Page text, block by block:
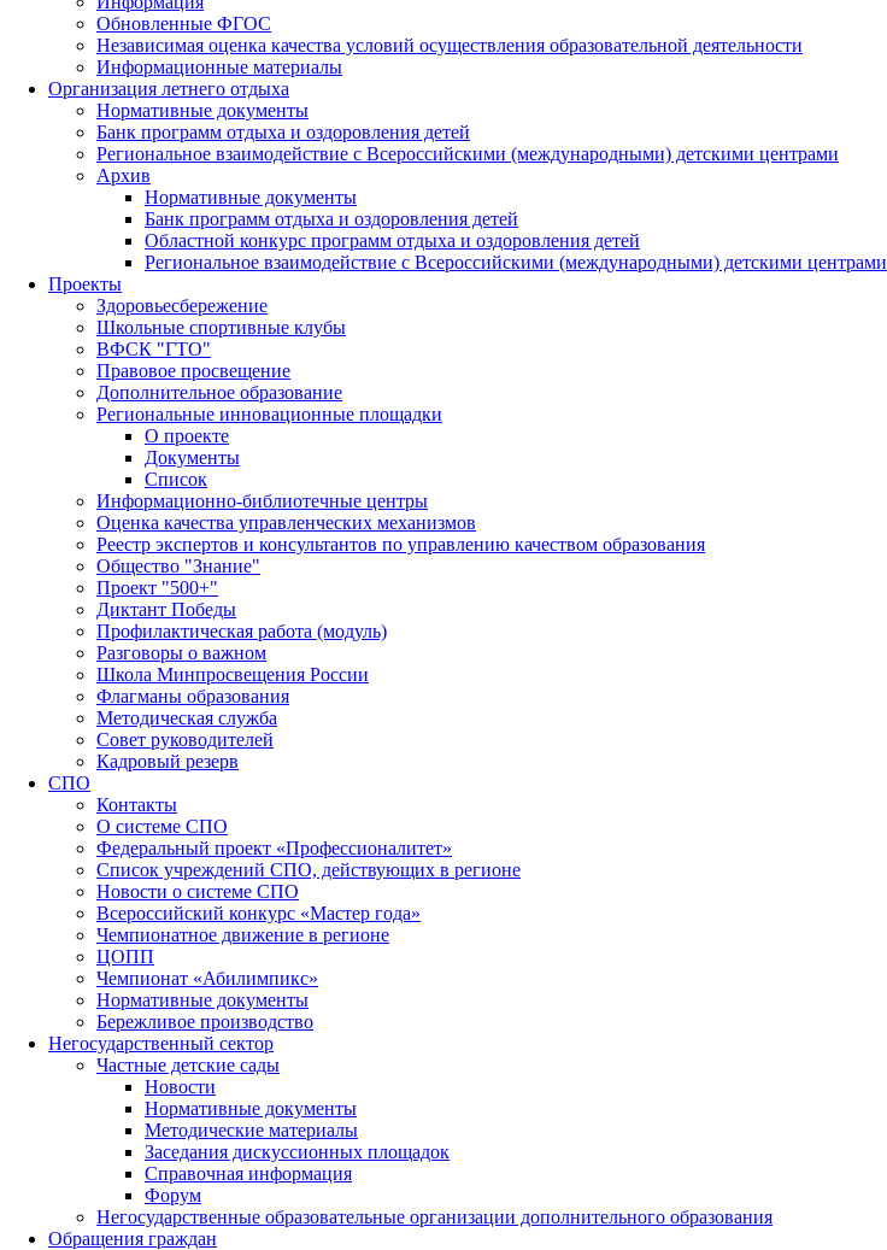
Обновленные ФГОС
Независимая оценка качества условий осуществления образовательной деятельности
Информационные материалы
Организация летнего отдыха
Нормативные документы
Банк программ отдыха и оздоровления детей
Региональное взаимодействие с Всероссийскими (международными) детскими центрами
Архив
Нормативные документы
Банк программ отдыха и оздоровления детей
Областной конкурс программ отдыха и оздоровления детей
Региональное взаимодействие с Всероссийскими (международными) детскими центрами
Проекты
Здоровьесбережение
Школьные спортивные клубы
ВФСК "ГТО"
Правовое просвещение
Дополнительное образование
Региональные инновационные площадки
О проекте
Документы
Список
Информационно-библиотечные центры
Оценка качества управленческих механизмов
Реестр экспертов и консультантов по управлению качеством образования
Общество "Знание"
Проект "500+"
Диктант Победы
Профилактическая работа (модуль)
Разговоры о важном
Школа Минпросвещения России
Флагманы образования
Методическая служба
Совет руководителей
Кадровый резерв
СПО
Контакты
О системе СПО
Федеральный проект «Профессионалитет»
Список учреждений СПО, действующих в регионе
Новости о системе СПО
Всероссийский конкурс «Мастер года»
Чемпионатное движение в регионе
ЦОПП
Чемпионат «Абилимпикс»
Нормативные документы
Бережливое производство
Негосударственный сектор
Частные детские сады
Новости
Нормативные документы
Методические материалы
Заседания дискуссионных площадок
Справочная информация
Форум
Негосударственные образовательные организации дополнительного образования
Обращения граждан